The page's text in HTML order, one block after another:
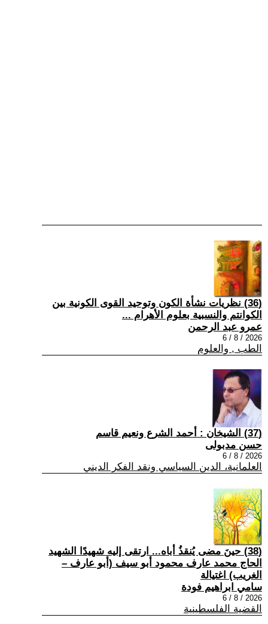
(36) نظريات نشأة الكون وتوحيد القوى الكونية بين
الكوانتم والنسبية بعلوم الأهرام ...
عمرو عبد الرحمن
2026 / 8 / 6
الطب , والعلوم
(37) الشيخان : أحمد الشرع ونعيم قاسم
حسن مدبولى
2026 / 8 / 6
العلمانية، الدين السياسي ونقد الفكر الديني
(38) حينَ مضى يُنقذُ أباه... ارتقى إليه شهيدًا الشهيد
الحاج محمد عارف محمود أبو سيف (أبو عارف –
الغريب) اغتيالة
سامي ابراهيم فودة
2026 / 8 / 6
القضية الفلسطينية